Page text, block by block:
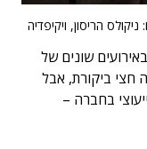
שונים של
חצי ביקורת, אבל
בחברה –